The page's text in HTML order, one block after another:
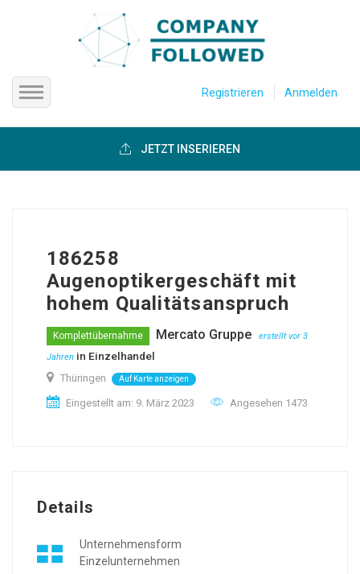
Firmen anzeigen
Registrieren Anmelden
JETZT INSERIEREN
186258
Augenoptikergeschäft mit
hohem Qualitätsanspruch
Komplettübernahme Mercato Gruppe
erstellt vor 3
Jahren in Einzelhandel
Thüringen Auf Karte anzeigen
Eingestellt am: 9. März 2023 Angesehen 1473
Details
Unternehmensform
Einzelunternehmen